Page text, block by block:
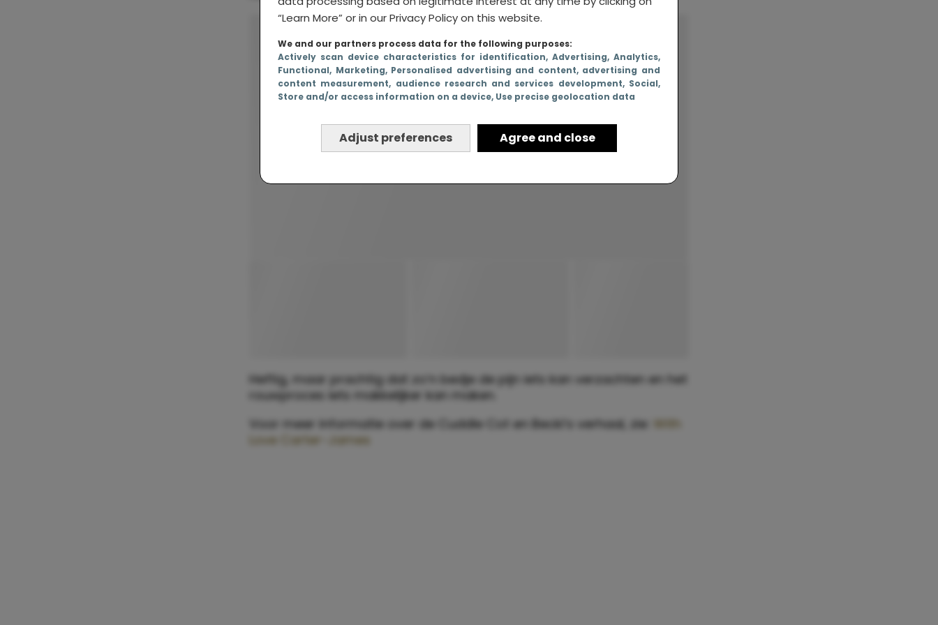
“Learn More” or in our Privacy Policy on this website.
We and our partners process data for the following purposes:
Actively scan device characteristics for identification, Advertising, Analytics,
Functional, Marketing, Personalised advertising and content, advertising and
content measurement, audience research and services development, Social,
Store and/or access information on a device, Use precise geolocation data
Adjust preferences Agree and close
Heftig, maar prachtig dat zo’n bedje de pijn iets kan verzachten en het
rouwproces iets makkelijker kan maken.
Voor meer informatie over de Cuddle Cot en Becki’s verhaal, zie:
With
Love Carter-James